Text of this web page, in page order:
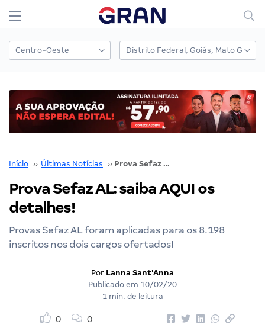
Início ›› Últimas Notícias ›› Prova Sefaz AL: saiba AQUI os detalhes!
Prova Sefaz AL: saiba AQUI os
detalhes!
Provas Sefaz AL foram aplicadas para os 8.198
inscritos nos dois cargos ofertados!
Por Lanna Sant'Anna
Publicado em 10/02/20
1 min. de leitura
0 0